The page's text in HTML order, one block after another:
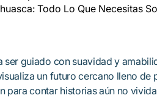
Todo Lo Que Necesitas
ser guiado con suavidad y
un futuro cercano lleno
para contar historias aún no